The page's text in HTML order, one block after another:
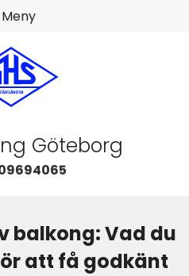
Göteborg
balkong: Vad du
att få godkänt